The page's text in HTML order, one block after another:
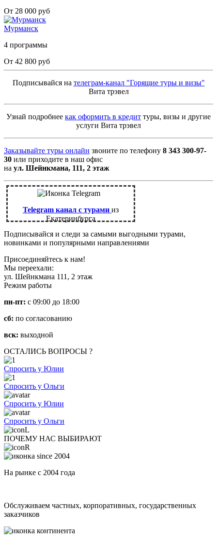
От 28 000 руб
Мурманск
4 программы
От 42 800 руб
Подписывайся на телеграм-канал "Горящие туры и визы"
Вита трэвел
Узнай подробнее как оформить в кредит туры, визы и другие
услуги Вита трэвел
Заказывайте туры онлайн звоните по телефону 8 343 300-97-
30 или приходите в наш офис
на ул. Шейнкмана, 111, 2 этаж
Telegram канал с турами из
Екатеринбурга
Подписывайся и следи за самыми выгодными турами,
новинками и популярными направлениями
Присоединяйтесь к нам!
Мы переехали:
ул. Шейнкмана 111, 2 этаж
Режим работы
пн-пт: с 09:00 до 18:00
сб: по согласованию
вск: выходной
ОСТАЛИСЬ ВОПРОСЫ ?
Спросить у Юлии
Спросить у Ольги
Спросить у Юлии
Спросить у Ольги
ПОЧЕМУ НАС ВЫБИРАЮТ
На рынке с 2004 года
Обслуживаем частных, корпоративных, государственных
заказчиков